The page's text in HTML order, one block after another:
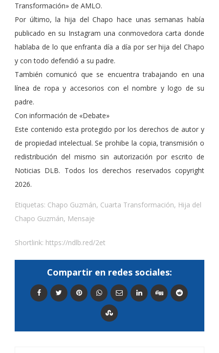
Transformación» de AMLO.
Por último, la hija del Chapo hace unas semanas había
publicado en su Instagram una conmovedora carta donde
hablaba de lo que enfranta día a día por ser hija del Chapo
y con todo defendió a su padre.
También comunicó que se encuentra trabajando en una
línea de ropa y accesorios con el nombre y logo de su
padre.
Con información de «Debate»
Este contenido esta protegido por los derechos de autor y
de propiedad intelectual. Se prohibe la copia, transmisión o
redistribución del mismo sin autorización por escrito de
Noticias DLB. Todos los derechos reservados copyright
2026.
Etiquetas: Chapo Guzmán, Cuarta Transformación, Hija del
Chapo Guzmán, Mensaje
Shortlink: https://ndlb.red/2et
Compartir en redes sociales: